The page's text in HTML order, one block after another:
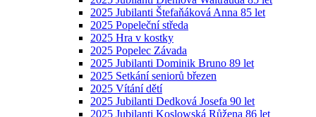
2025 Jubilanti Štefaňáková Anna 85 let
2025 Popeleční středa
2025 Hra v kostky
2025 Popelec Závada
2025 Jubilanti Dominik Bruno 89 let
2025 Setkání seniorů březen
2025 Vítání dětí
2025 Jubilanti Dedková Josefa 90 let
2025 Jubilanti Koslowská Růžena 86 let